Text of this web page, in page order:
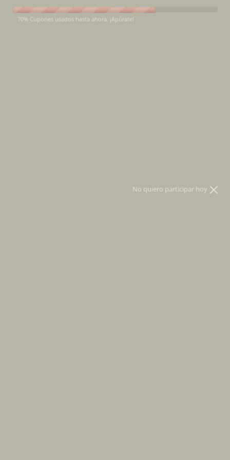
No se han encontrado productos en esta colección
70% Cupones usados hasta ahora. ¡Apúrate!
No quiero participar hoy